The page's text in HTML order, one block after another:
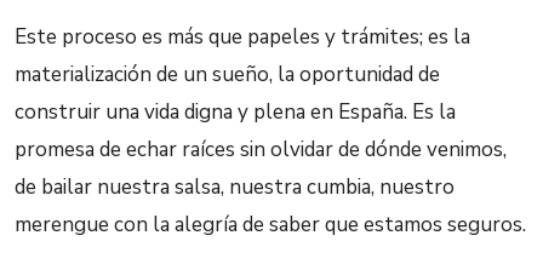
Este proceso es más que papeles y trámites; es la
materialización de un sueño, la oportunidad de
construir una vida digna y plena en España. Es la
promesa de echar raíces sin olvidar de dónde venimos,
de bailar nuestra salsa, nuestra cumbia, nuestro
merengue con la alegría de saber que estamos seguros.